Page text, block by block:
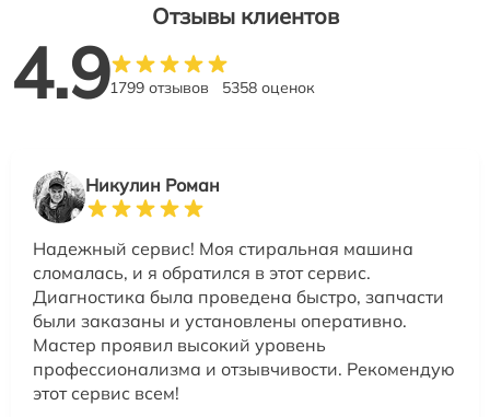
Отзывы клиентов
4.91799 отзывов 5358 оценок
Никулин Роман
Надежный сервис! Моя стиральная машина
сломалась, и я обратился в этот сервис.
Диагностика была проведена быстро, запчасти
были заказаны и установлены оперативно.
Мастер проявил высокий уровень
профессионализма и отзывчивости. Рекомендую
этот сервис всем!